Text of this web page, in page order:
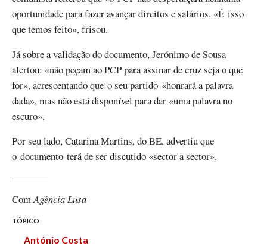
oportunidade para fazer avançar direitos e salários. «É isso
que temos feito», frisou.
Já sobre a validação do documento, Jerónimo de Sousa
alertou: «não peçam ao PCP para assinar de cruz seja o que
for», acrescentando que o seu partido «honrará a palavra
dada», mas não está disponível para dar «uma palavra no
escuro».
Por seu lado, Catarina Martins, do BE, advertiu que
o documento terá de ser discutido «sector a sector».
ComAgência Lusa
TÓPICO
António Costa